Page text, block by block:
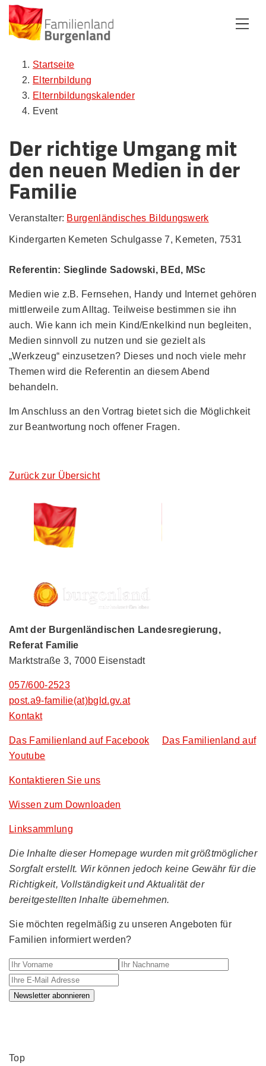
Startseite
Elternbildung
Elternbildungskalender
Event
Der richtige Umgang mit
den neuen Medien in der
Familie
Veranstalter: Burgenländisches Bildungswerk
Kindergarten Kemeten Schulgasse 7, Kemeten, 7531
Referentin: Sieglinde Sadowski, BEd, MSc
Medien wie z.B. Fernsehen, Handy und Internet gehören
mittlerweile zum Alltag. Teilweise bestimmen sie ihn
auch. Wie kann ich mein Kind/Enkelkind nun begleiten,
Medien sinnvoll zu nutzen und sie gezielt als
„Werkzeug“ einzusetzen? Dieses und noch viele mehr
Themen wird die Referentin an diesem Abend
behandeln.
Im Anschluss an den Vortrag bietet sich die Möglichkeit
zur Beantwortung noch offener Fragen.
Zurück zur Übersicht
Amt der Burgenländischen Landesregierung,
Referat Familie
Marktstraße 3, 7000 Eisenstadt
057/600-2523
post.a9-familie(at)bgld.gv.at
Kontakt
Das Familienland auf Facebook
Das Familienland auf
Youtube
Kontaktieren Sie uns
Wissen zum Downloaden
Linksammlung
Die Inhalte dieser Homepage wurden mit größtmöglicher
Sorgfalt erstellt. Wir können jedoch keine Gewähr für die
Richtigkeit, Vollständigkeit und Aktualität der
bereitgestellten Inhalte übernehmen.
Sie möchten regelmäßig zu unseren Angeboten für
Familien informiert werden?
Ihr Vorname Ihr Nachname
Newsletter abonnieren
Top